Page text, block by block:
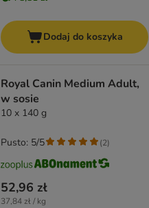
Dodaj do koszyka
Royal Canin Medium Adult,
w sosie
10 x 140 g
52,96 zł
37,84 zł / kg
Pusto: 5/5 (2)